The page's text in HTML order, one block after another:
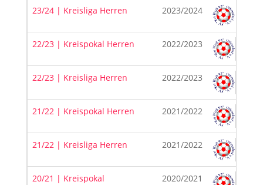
23/24 | Kreisliga Herren 2023/2024
22/23 | Kreispokal Herren 2022/2023
22/23 | Kreisliga Herren 2022/2023
21/22 | Kreispokal Herren 2021/2022
21/22 | Kreisliga Herren 2021/2022
20/21 | Kreispokal 2020/2021